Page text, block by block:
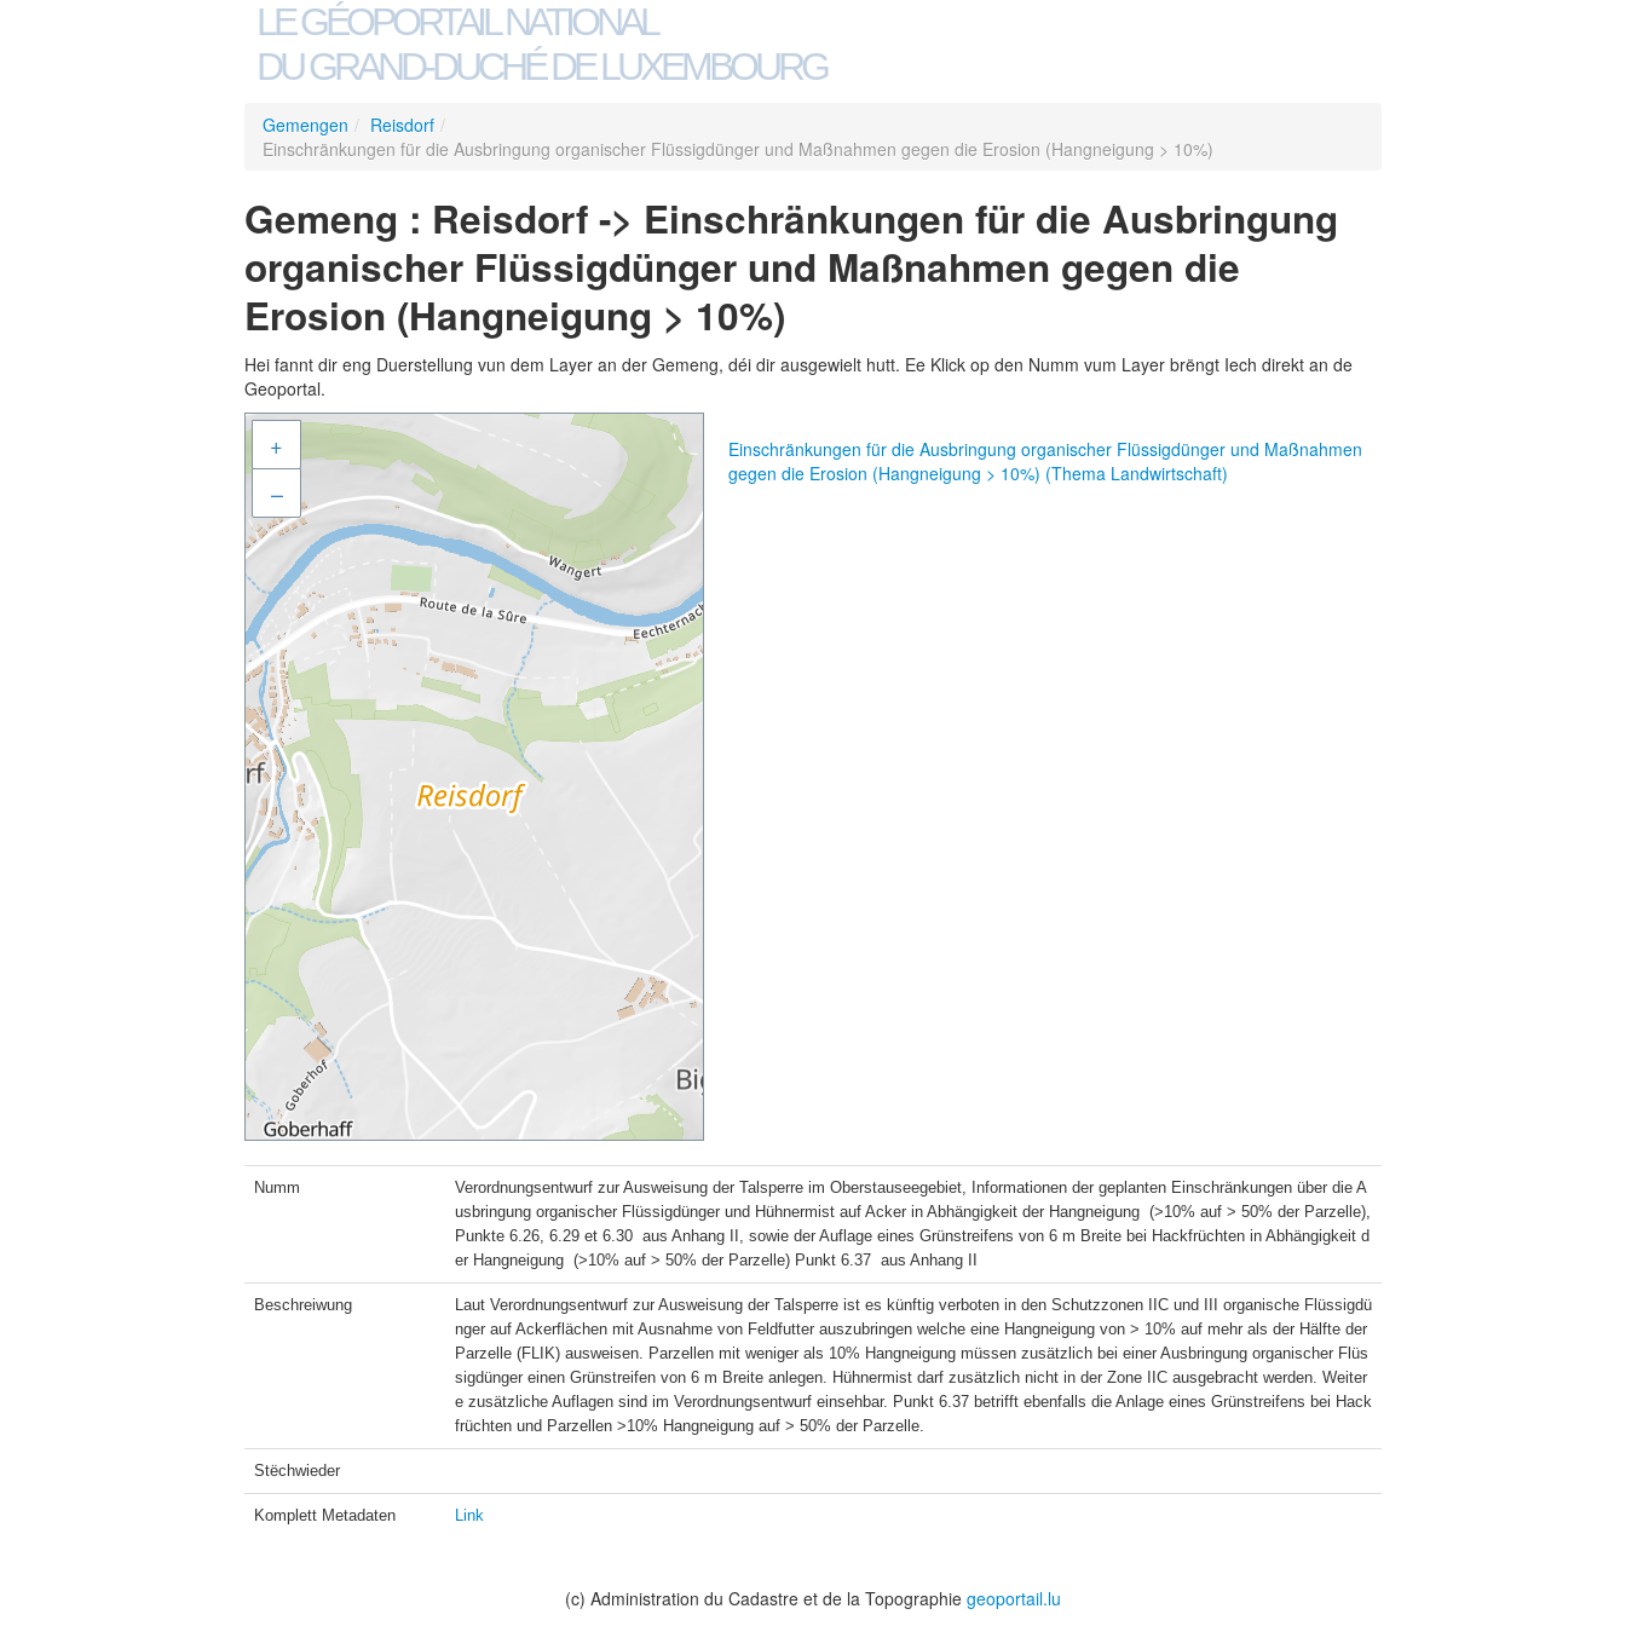
LE GÉOPORTAIL NATIONAL
DU GRAND-DUCHÉ DE LUXEMBOURG
Gemengen / Reisdorf /
Einschränkungen für die Ausbringung organischer Flüssigdünger und Maßnahmen gegen die Erosion (Hangneigung > 10%)
Gemeng : Reisdorf -> Einschränkungen für die Ausbringung
organischer Flüssigdünger und Maßnahmen gegen die
Erosion (Hangneigung > 10%)
Hei fannt dir eng Duerstellung vun dem Layer an der Gemeng, déi dir ausgewielt hutt. Ee Klick op den Numm vum Layer brëngt Iech direkt an de
Geoportal.
+
–
Einschränkungen für die Ausbringung organischer Flüssigdünger und Maßnahmen
gegen die Erosion (Hangneigung > 10%) (Thema Landwirtschaft)
Numm
Verordnungsentwurf zur Ausweisung der Talsperre im Oberstauseegebiet, Informationen der geplanten Einschränkungen über die A
usbringung organischer Flüssigdünger und Hühnermist auf Acker in Abhängigkeit der Hangneigung  (>10% auf > 50% der Parzelle),
Punkte 6.26, 6.29 et 6.30  aus Anhang II, sowie der Auflage eines Grünstreifens von 6 m Breite bei Hackfrüchten in Abhängigkeit d
er Hangneigung  (>10% auf > 50% der Parzelle) Punkt 6.37  aus Anhang II
Beschreiwung
Laut Verordnungsentwurf zur Ausweisung der Talsperre ist es künftig verboten in den Schutzzonen IIC und III organische Flüssigdü
nger auf Ackerflächen mit Ausnahme von Feldfutter auszubringen welche eine Hangneigung von > 10% auf mehr als der Hälfte der
Parzelle (FLIK) ausweisen. Parzellen mit weniger als 10% Hangneigung müssen zusätzlich bei einer Ausbringung organischer Flüs
sigdünger einen Grünstreifen von 6 m Breite anlegen. Hühnermist darf zusätzlich nicht in der Zone IIC ausgebracht werden. Weiter
e zusätzliche Auflagen sind im Verordnungsentwurf einsehbar. Punkt 6.37 betrifft ebenfalls die Anlage eines Grünstreifens bei Hack
früchten und Parzellen >10% Hangneigung auf > 50% der Parzelle.
Stëchwieder
Komplett Metadaten Link
(c) Administration du Cadastre et de la Topographie geoportail.lu